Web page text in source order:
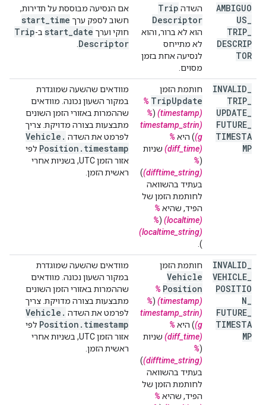
AMBIGUO
US
TRIP
DESCRIP
TOR
השדה Trip
Descriptor
הוא לא ברור, והוא
לא מתייחס
לנסיעה אחת בזמן
מסוים.
אם הנסיעה מבוססת על תדירות,
חשוב לספק ערך
start time
חוקי וערך start date ב-Trip
Descriptor
INVALID
TRIP
UPDATE
FUTURE
TIMESTA
MP
חותמת הזמן
TripUpdate
%
(timestamp)
(
%
(timestamp_strin
g) ) היא %
(diff_time)
שניות
(
%
(difftime_string)
)
בעתיד בהשוואה
לחותמת הזמן של
הפיד, שהיא %
(localtime)
(
%
(localtime_string)
).
מוודאים שהשעה שמוגדרת
במקור השעון נכונה. מוודאים
שההמרות באזורי הזמן השונים
מתבצעות בצורה מדויקת. צריך
לפרמט את השדה
Vehicle .
Position . timestamp
לפי
אזור הזמן UTC, בשניות אחרי
ראשית הזמן.
INVALID
VEHICLE
POSITIO
N
FUTURE
TIMESTA
MP
חותמת הזמן
Vehicle
Position
%
(timestamp)
(
%
(timestamp_strin
g) ) היא %
(diff_time)
שניות
(
%
(difftime_string)
)
בעתיד בהשוואה
לחותמת הזמן של
הפיד, שהיא %
מוודאים שהשעה שמוגדרת
במקור השעון נכונה. מוודאים
שההמרות באזורי הזמן השונים
מתבצעות בצורה מדויקת. צריך
לפרמט את השדה
Vehicle .
Position . timestamp
לפי
אזור הזמן UTC, בשניות אחרי
ראשית הזמן.